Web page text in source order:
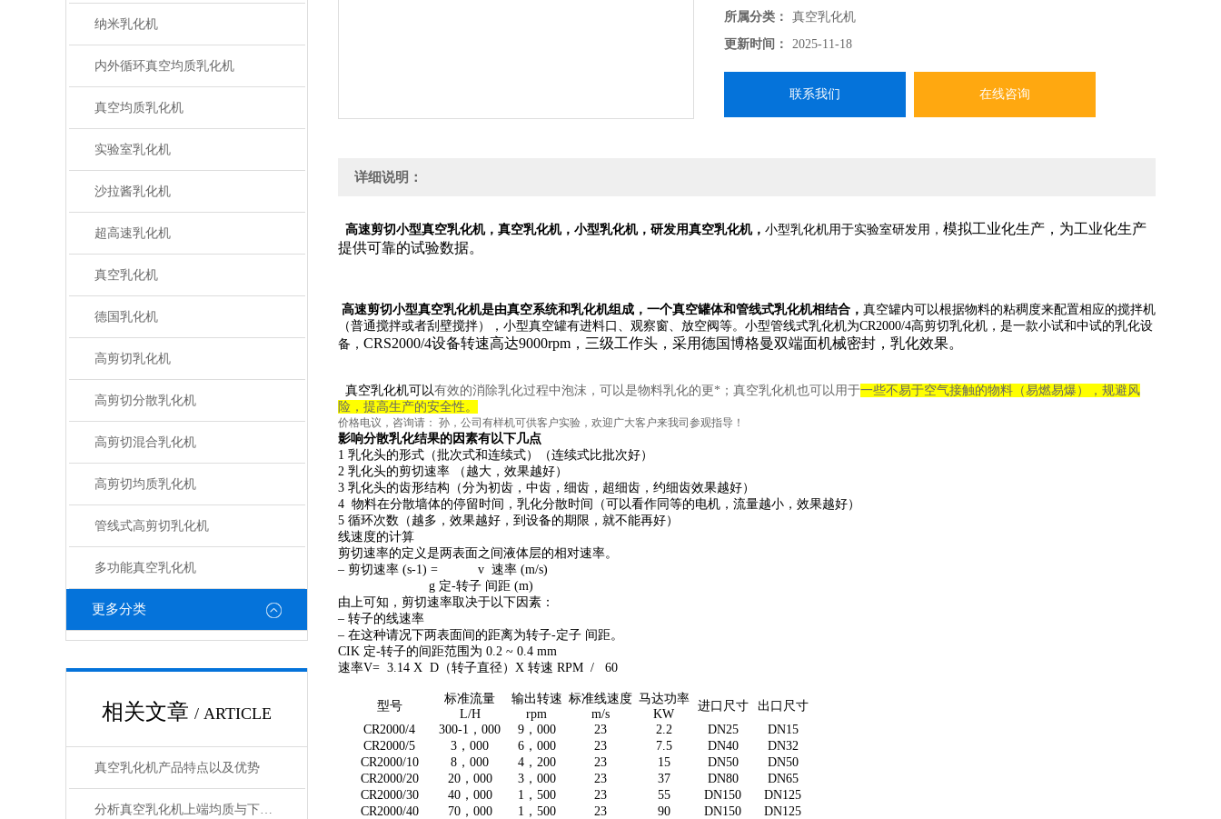
纳米乳化机
内外循环真空均质乳化机
真空均质乳化机
实验室乳化机
沙拉酱乳化机
超高速乳化机
真空乳化机
德国乳化机
高剪切乳化机
高剪切分散乳化机
高剪切混合乳化机
高剪切均质乳化机
管线式高剪切乳化机
多功能真空乳化机
更多分类
相关文章 / ARTICLE
真空乳化机产品特点以及优势
分析真空乳化机上端均质与下均质的区别
双端面机械密封，乳化效果。
所属分类：
真空乳化机
更新时间：
2025-11-18
联系我们 在线咨询
详细说明：
高速剪切小型真空乳化机，真空乳化机，小型乳化机，研发用真空乳化机， 小型乳化机用于实验室研发用， 模拟工业化生产，为工业化生产
提供可靠的试验数据。
高速剪切小型真空乳化机是由真空系统和乳化机组成，一个真空罐体和管线式乳化机相结合， 真空罐内可以根据物料的粘稠度来配置相应的搅拌机
（普通搅拌或者刮壁搅拌），小型真空罐有进料口、观察窗、放空阀等。小型管线式乳化机为CR2000/4高剪切乳化机 ，是一款小试和中试的乳化设
备， CRS2000/4设备转速高达9000rpm，三级工作头，采用德国博格曼双端面机械密封，乳化效果。
真空乳化机可以有效的消除乳化过程中泡沫 ，可以是物料乳化的更*；真空乳化机也可以用于一些不易于空气接触的物料（易燃易爆），规避风
险，提高生产的安全性。
价格电议，咨询请： 孙，公司有样机可供客户实验，欢迎广大客户来我司参观指导！
影响分散乳化结果的因素有以下几点
1 乳化头的形式（批次式和连续式）（连续式比批次好）
2 乳化头的剪切速率 （越大，效果越好）
3 乳化头的齿形结构（分为初齿，中齿，细齿，超细齿，约细齿效果越好）
4 物料在分散墙体的停留时间，乳化分散时间（可以看作同等的电机，流量越小，效果越好）
5 循环次数（越多，效果越好，到设备的期限，就不能再好）
线速度的计算
剪切速率的定义是两表面之间液体层的相对速率。
– 剪切速率 (s-1) = v 速率 (m/s)
g 定-转子 间距 (m)
由上可知，剪切速率取决于以下因素：
– 转子的线速率
– 在这种请况下两表面间的距离为转子-定子 间距。
CIK 定-转子的间距范围为 0.2 ~ 0.4 mm
速率V= 3.14 X D（转子直径）X 转速 RPM / 60
型号
标准流量
L/H
输出转速
rpm
标准线速度
m/s
马达功率
KW
进口尺寸
出口尺寸
CR2000/4 300-1，000 9，000 23 2.2 DN25
DN15
CR2000/5 3，000 6，000 23 7.5 DN40
DN32
CR2000/10 8，000 4，200 23 15 DN50
DN50
CR2000/20 20，000 3，000 23 37 DN80
DN65
CR2000/30 40，000 1，500 23 55 DN150
DN125
CR2000/40 70，000 1，500 23 90 DN150 DN125